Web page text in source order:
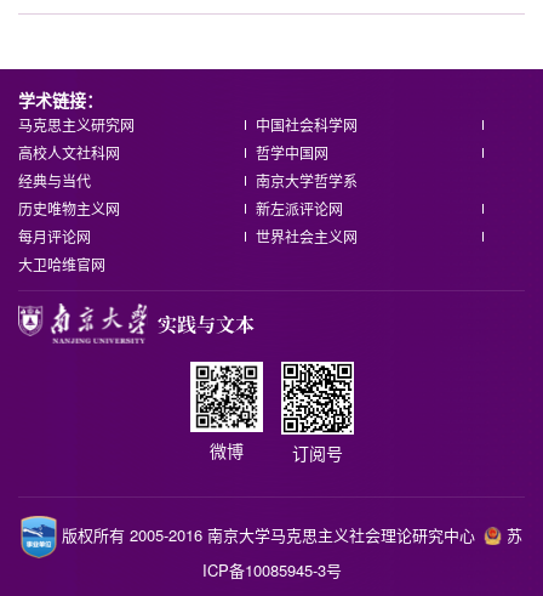
学术链接：
马克思主义研究网
中国社会科学网
高校人文社科网
哲学中国网
经典与当代
南京大学哲学系
历史唯物主义网
新左派评论网
每月评论网
世界社会主义网
大卫哈维官网
微博 订阅号
版权所有 2005-2016 南京大学马克思主义社会理论研究中心
苏
ICP备10085945-3号